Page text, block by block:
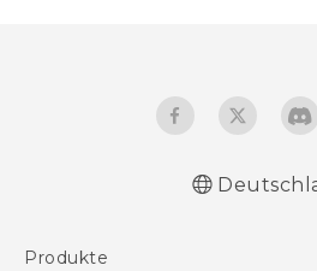
Produkte